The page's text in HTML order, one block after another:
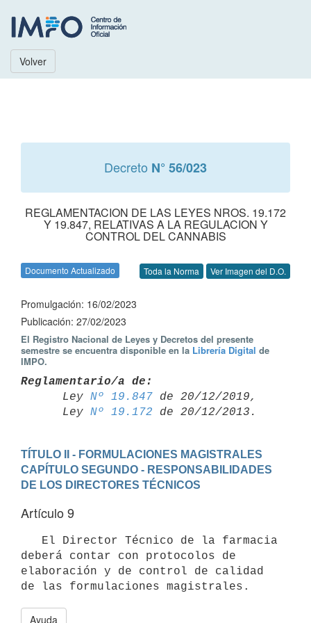
Volver
Decreto N° 56/023
REGLAMENTACION DE LAS LEYES NROS. 19.172
Y 19.847, RELATIVAS A LA REGULACION Y
CONTROL DEL CANNABIS
Documento Actualizado Toda la Norma Ver Imagen del D.O.
Promulgación: 16/02/2023
Publicación: 27/02/2023
El Registro Nacional de Leyes y Decretos del presente
semestre se encuentra disponible en la Librería Digital de
IMPO.
Reglamentario/a de:
Ley Nº 19.847 de 20/12/2019,
      Ley
Nº 19.172
TÍTULO II - FORMULACIONES MAGISTRALES
CAPÍTULO SEGUNDO - RESPONSABILIDADES
DE LOS DIRECTORES TÉCNICOS
Artículo 9
deberá contar con protocolos de
elaboración y de control de calidad
Ayuda